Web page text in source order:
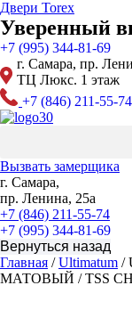
Перейти
к
содержимому
Двери Torex
Уверенный
+7 (995) 344-81-69
г. Самара, пр.
ТЦ Люкс. 1 этаж
+7 (846) 211-55-74
Вызвать замерщика
г. Самара,
пр. Ленина, 25а
+7 (846) 211-55-74
+7 (995) 344-81-69
Главная /Ultimatum /
МАТОВЫЙ / TSS